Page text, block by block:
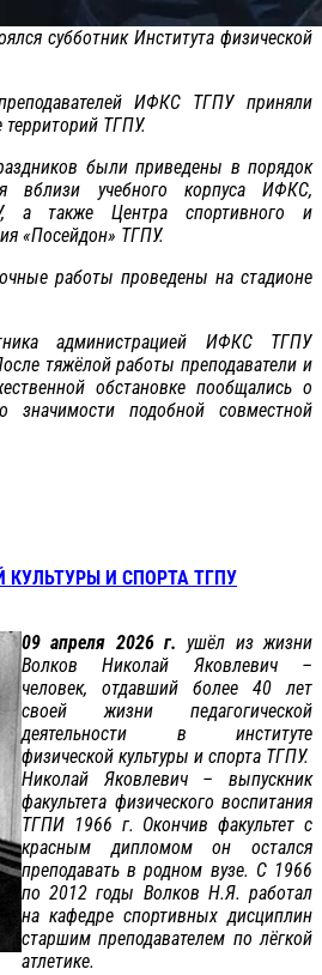
субботник Института физической
ИФКС ТГПУ приняли
территорий ТГПУ.
были приведены в порядок
вблизи учебного корпуса ИФКС,
а также Центра спортивного и
«Посейдон» ТГПУ.
работы проведены на стадионе
администрацией ИФКС ТГПУ
тяжёлой работы преподаватели и
обстановке пообщались о
значимости подобной совместной
И СПОРТА ТГПУ
09 апреля 2026 г. ушёл из жизни
Волков Николай Яковлевич –
человек, отдавший более 40 лет
своей жизни педагогической
деятельности в институте
физической культуры и спорта ТГПУ.
Николай Яковлевич – выпускник
факультета физического воспитания
ТГПИ 1966 г. Окончив факультет с
красным дипломом он остался
преподавать в родном вузе. С 1966
по 2012 годы Волков Н.Я. работал
на кафедре спортивных дисциплин
старшим преподавателем по лёгкой
атлетике.